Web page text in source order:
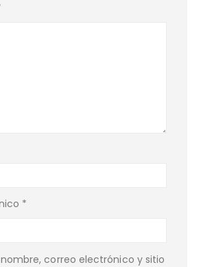
*
correo electrónico y sitio